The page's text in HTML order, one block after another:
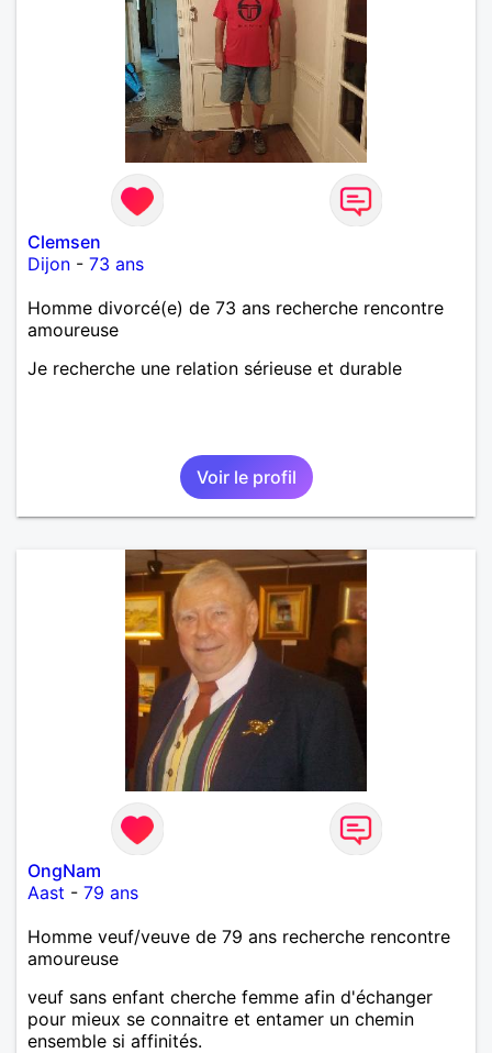
Clemsen
Dijon - 73 ans
Homme divorcé(e) de 73 ans recherche rencontre
amoureuse
Je recherche une relation sérieuse et durable
Voir le profil
OngNam
Aast - 79 ans
Homme veuf/veuve de 79 ans recherche rencontre
amoureuse
veuf sans enfant cherche femme afin d'échanger
pour mieux se connaitre et entamer un chemin
ensemble si affinités.